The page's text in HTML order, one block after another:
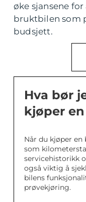
øke sjansene
bruktbilen som
budsjett.
Hva bør
kjøper
Når du kjøper
som
servicehistorikk
også viktig å
bilens
prøvekjøring.